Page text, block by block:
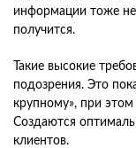
информации тоже
получится.
Такие высокие
подозрения. Это
крупному», при
Создаются
клиентов.